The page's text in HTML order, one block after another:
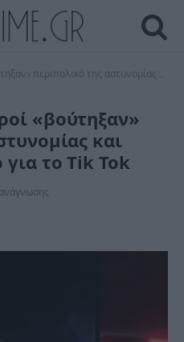
της αστυνομίας και τραβούσαν βίντεο για το Tik Tok
«βούτηξαν»
και
το Tik Tok